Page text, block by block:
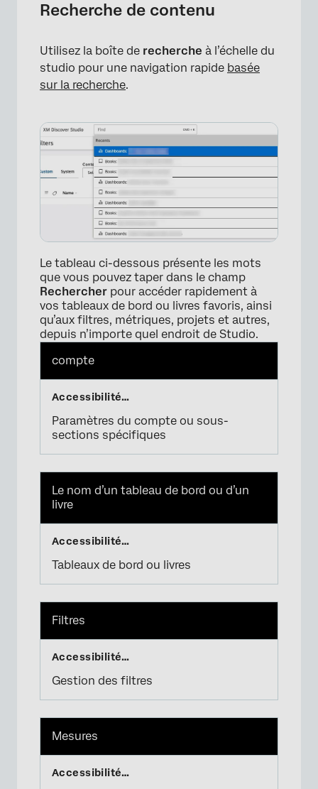
Recherche de contenu
Utilisez la boîte de recherche à l’échelle du
studio pour une navigation rapide basée
sur la recherche.
×
Le tableau ci-dessous présente les mots
que vous pouvez taper dans le champ
Rechercher pour accéder rapidement à
vos tableaux de bord ou livres favoris, ainsi
qu’aux filtres, métriques, projets et autres,
depuis n’importe quel endroit de Studio.
compte
Paramètres du compte ou sous-
sections spécifiques
Le nom d’un tableau de bord ou d’un
livre
Tableaux de bord ou livres
Filtres
Gestion des filtres
Mesures